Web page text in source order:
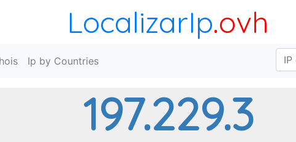
LocalizarIp.ovh
Ip by Countries
197.229.3